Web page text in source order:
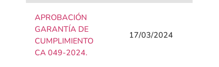
APROBACIÓN
GARANTÍA DE
CUMPLIMIENTO
CA 049-2024.
17/03/2024